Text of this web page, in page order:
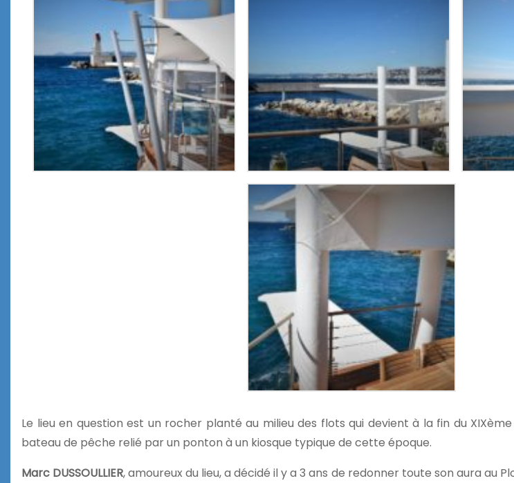
Le lieu en question est un rocher planté au milieu des flots qui devient à la fin du
bateau de pêche relié par un ponton à un kiosque typique de cette époque.
Marc DUSSOULLIER, amoureux du lieu, a décidé il y a 3 ans de redonner toute son aura au